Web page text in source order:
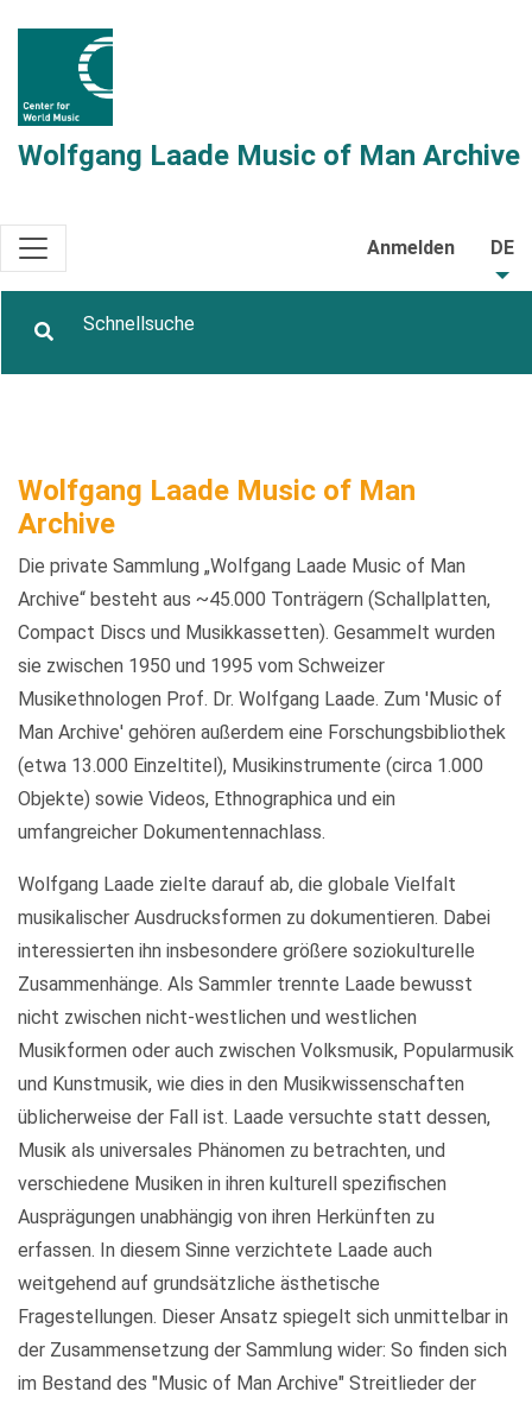
Wolfgang Laade Music of Man Archive
Anmelden DE
Wolfgang Laade Music of Man
Archive
Die private Sammlung „Wolfgang Laade Music of Man
Archive“ besteht aus ~45.000 Tonträgern (Schallplatten,
Compact Discs und Musikkassetten). Gesammelt wurden
sie zwischen 1950 und 1995 vom Schweizer
Musikethnologen Prof. Dr. Wolfgang Laade. Zum 'Music of
Man Archive' gehören außerdem eine Forschungsbibliothek
(etwa 13.000 Einzeltitel), Musikinstrumente (circa 1.000
Objekte) sowie Videos, Ethnographica und ein
umfangreicher Dokumentennachlass.
Wolfgang Laade zielte darauf ab, die globale Vielfalt
musikalischer Ausdrucksformen zu dokumentieren. Dabei
interessierten ihn insbesondere größere soziokulturelle
Zusammenhänge. Als Sammler trennte Laade bewusst
nicht zwischen nicht-westlichen und westlichen
Musikformen oder auch zwischen Volksmusik, Popularmusik
und Kunstmusik, wie dies in den Musikwissenschaften
üblicherweise der Fall ist. Laade versuchte statt dessen,
Musik als universales Phänomen zu betrachten, und
verschiedene Musiken in ihren kulturell spezifischen
Ausprägungen unabhängig von ihren Herkünften zu
erfassen. In diesem Sinne verzichtete Laade auch
weitgehend auf grundsätzliche ästhetische
Fragestellungen. Dieser Ansatz spiegelt sich unmittelbar in
der Zusammensetzung der Sammlung wider: So finden sich
im Bestand des "Music of Man Archive" Streitlieder der